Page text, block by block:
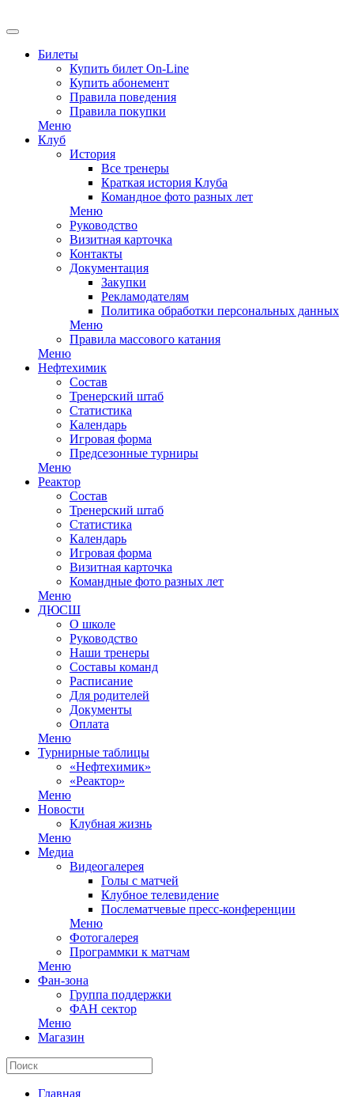
Билеты
Купить билет On-Line
Купить абонемент
Правила поведения
Правила покупки
Меню
Клуб
История
Все тренеры
Краткая история Клуба
Командное фото разных лет
Меню
Руководство
Визитная карточка
Контакты
Документация
Закупки
Рекламодателям
Политика обработки персональных данных
Меню
Правила массового катания
Меню
Нефтехимик
Состав
Тренерский штаб
Статистика
Календарь
Игровая форма
Предсезонные турниры
Меню
Реактор
Состав
Тренерский штаб
Статистика
Календарь
Игровая форма
Визитная карточка
Командные фото разных лет
Меню
ДЮСШ
О школе
Руководство
Наши тренеры
Составы команд
Расписание
Для родителей
Документы
Оплата
Меню
Турнирные таблицы
«Нефтехимик»
«Реактор»
Меню
Новости
Клубная жизнь
Меню
Медиа
Видеогалерея
Голы с матчей
Клубное телевидение
Послематчевые пресс-конференции
Меню
Фотогалерея
Программки к матчам
Меню
Фан-зона
Группа поддержки
ФАН сектор
Меню
Магазин
Главная